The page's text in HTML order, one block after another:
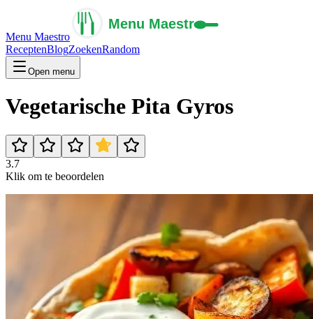
Menu Maestro
ReceptenBlogZoekenRandom
Open menu
Vegetarische Pita Gyros
3.7
Klik om te beoordelen